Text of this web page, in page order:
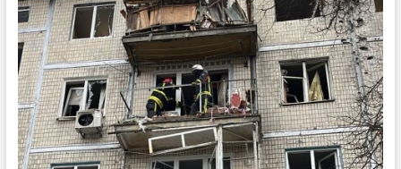
нині
перебуває
11
млн
українців,
а
МЗС
—
8
млн.